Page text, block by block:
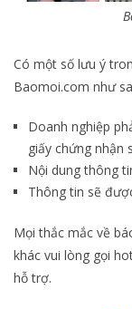
Có một số lưu ý
Baomoi.com như
Doanh nghiệp
giấy chứng nhận
Nội dung thông
Thông tin sẽ
Mọi thắc mắc về
khác vui lòng gọi
hỗ trợ.